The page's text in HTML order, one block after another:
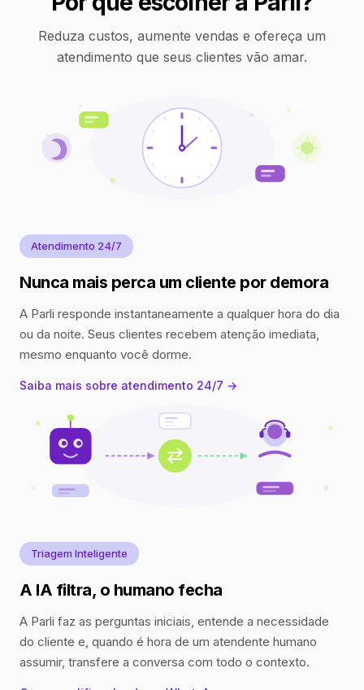
Reduza custos, aumente vendas e ofereça um
atendimento que seus clientes vão amar.
Atendimento 24/7
Nunca mais perca um cliente por demora
A Parli responde instantaneamente a qualquer hora do dia
ou da noite. Seus clientes recebem atenção imediata,
mesmo enquanto você dorme.
Saiba mais sobre atendimento 24/7 →
Triagem Inteligente
A IA filtra, o humano fecha
A Parli faz as perguntas iniciais, entende a necessidade
do cliente e, quando é hora de um atendente humano
assumir, transfere a conversa com todo o contexto.